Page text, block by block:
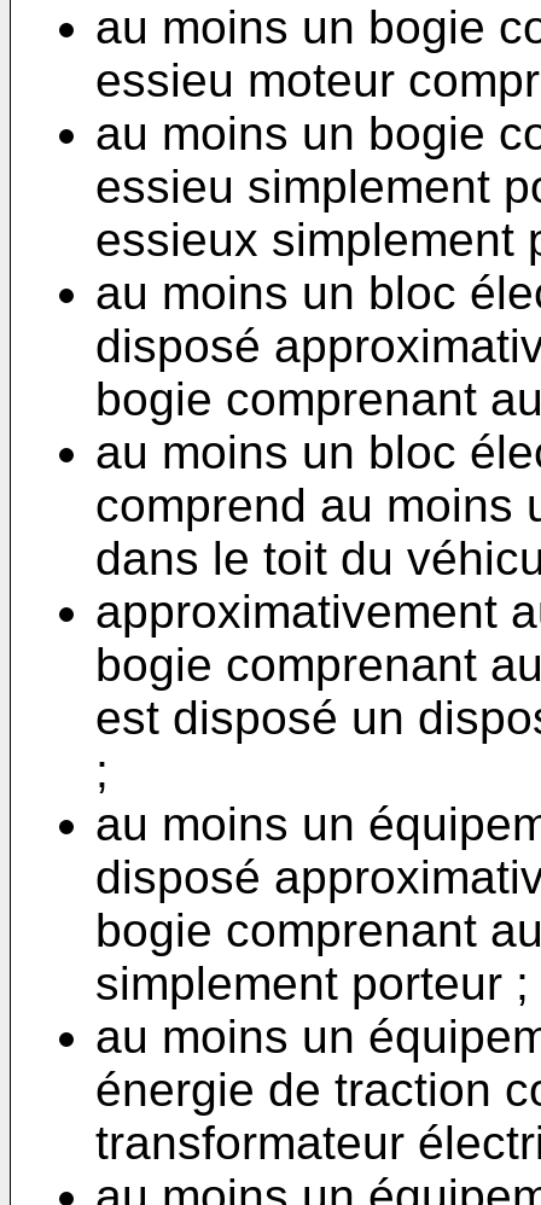
au moins un bogie
essieu moteur
au moins un bogie
essieu simplement
essieux simplement
au moins un bloc
disposé
bogie comprenant
au moins un bloc
comprend au moins
dans le toit du
approximativement
bogie comprenant
est disposé un
;
au moins un
disposé
bogie comprenant
simplement porteur ;
au moins un
énergie de traction
transformateur